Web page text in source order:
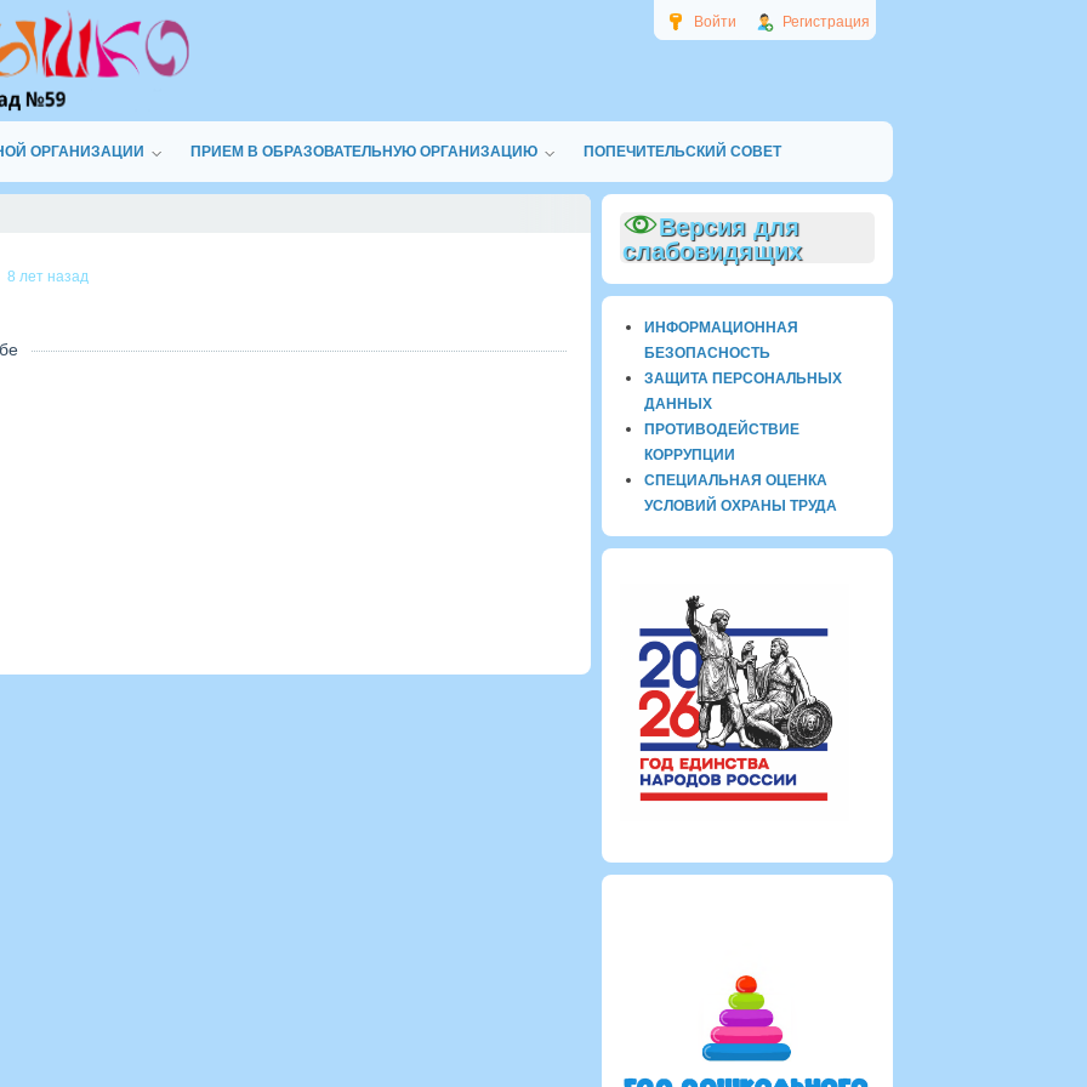
Войти Регистрация
ОРГАНИЗАЦИИ ПРИЕМ В ОБРАЗОВАТЕЛЬНУЮ ОРГАНИЗАЦИЮ ПОПЕЧИТЕЛЬСКИЙ СОВЕТ
8 лет назад
Версия для
слабовидящих
ИНФОРМАЦИОННАЯ
БЕЗОПАСНОСТЬ
ЗАЩИТА ПЕРСОНАЛЬНЫХ
ДАННЫХ
ПРОТИВОДЕЙСТВИЕ
КОРРУПЦИИ
СПЕЦИАЛЬНАЯ ОЦЕНКА
УСЛОВИЙ ОХРАНЫ ТРУДА